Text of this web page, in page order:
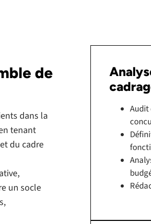
de
dans la
tenant
du cadre
un socle
Audit